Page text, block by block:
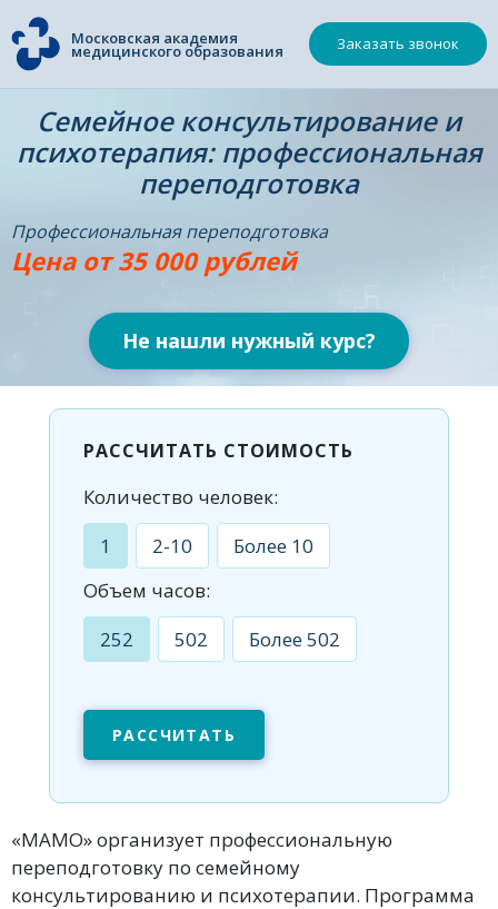
Московская академия
медицинского образования Заказать звонок
Семейное консультирование и
психотерапия: профессиональная
переподготовка
Профессиональная переподготовка
Цена от 35 000 рублей
Не нашли нужный курс?
РАССЧИТАТЬ СТОИМОСТЬ
Количество человек:
1
2-10
Более 10
Объем часов:
252
502 Более 502
РАССЧИТАТЬ
«МАМО» организует профессиональную
переподготовку по семейному
консультированию и психотерапии. Программа